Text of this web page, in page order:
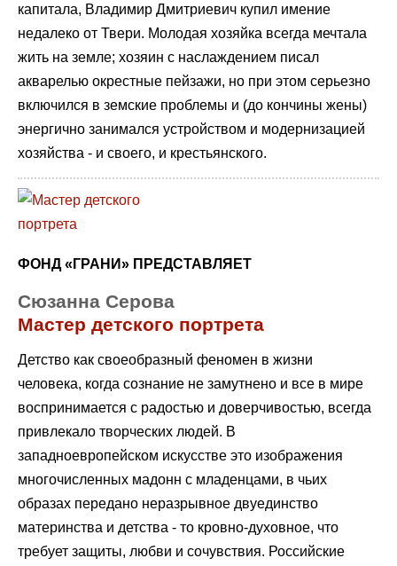
капитала, Владимир Дмитриевич купил имение
недалеко от Твери. Молодая хозяйка всегда мечтала
жить на земле; хозяин с наслаждением писал
акварелью окрестные пейзажи, но при этом серьезно
включился в земские проблемы и (до кончины жены)
энергично занимался устройством и модернизацией
хозяйства - и своего, и крестьянского.
ФОНД «ГРАНИ» ПРЕДСТАВЛЯЕТ
Сюзанна Серова
Мастер детского портрета
Детство как своеобразный феномен в жизни
человека, когда сознание не замутнено и все в мире
воспринимается с радостью и доверчивостью, всегда
привлекало творческих людей. В
западноевропейском искусстве это изображения
многочисленных мадонн с младенцами, в чьих
образах передано неразрывное двуединство
материнства и детства - то кровно-духовное, что
требует защиты, любви и сочувствия. Российские